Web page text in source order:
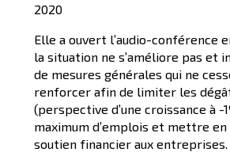
2020
Elle a ouvert l’audio-conférence
la situation ne s’améliore pas et
de mesures générales qui ne
renforcer afin de limiter les
(perspective d’une croissance à -
maximum d’emplois et mettre en
soutien financier aux entreprises.